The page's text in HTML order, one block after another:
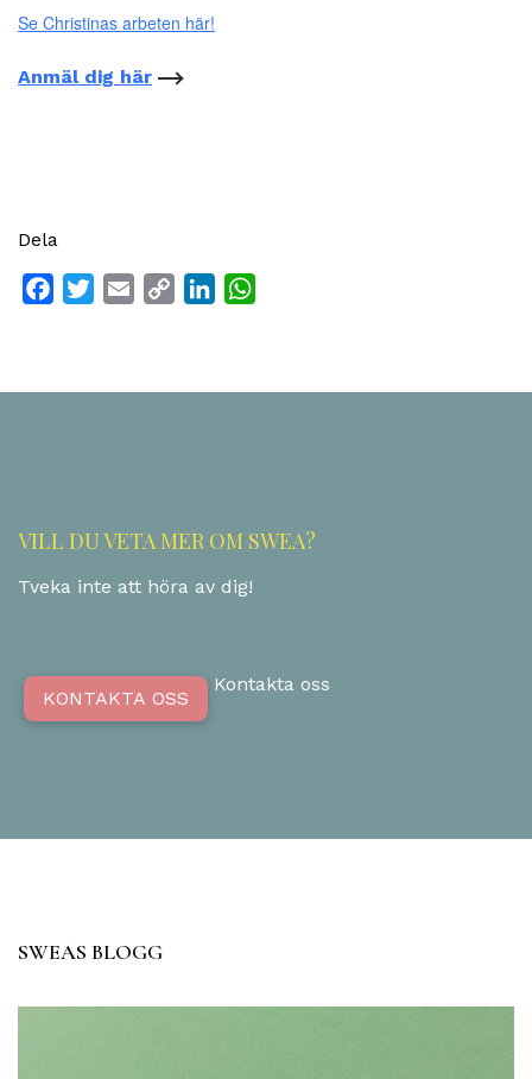
Se Christinas arbeten här!
Anmäl dig här
Dela
FacebookTwitterEmail Copy
LinkedIn
VILL DU VETA MER OM SWEA?
Tveka inte att höra av dig!
KONTAKTA OSS
Kontakta oss
SWEAS BLOGG